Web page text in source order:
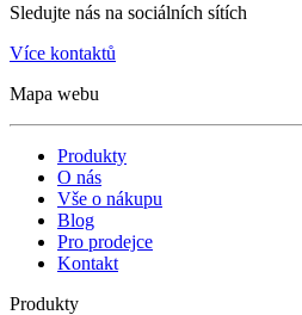
Sledujte nás na sociálních sítích
Více kontaktů
Mapa webu
Produkty
O nás
Vše o nákupu
Blog
Pro prodejce
Kontakt
Produkty